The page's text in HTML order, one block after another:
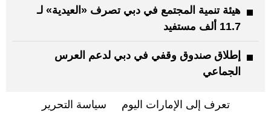
هيئة تنمية المجتمع في دبي تصرف «العيدية» لـ
11.7 ألف مستفيد
إطلاق صندوق وقفي في دبي لدعم العرس
الجماعي
تعرف إلى الإمارات اليوم سياسة التحرير